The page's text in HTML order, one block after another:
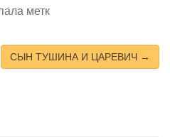
метк
СЫН ТУШИНА И ЦАРЕВИЧ →